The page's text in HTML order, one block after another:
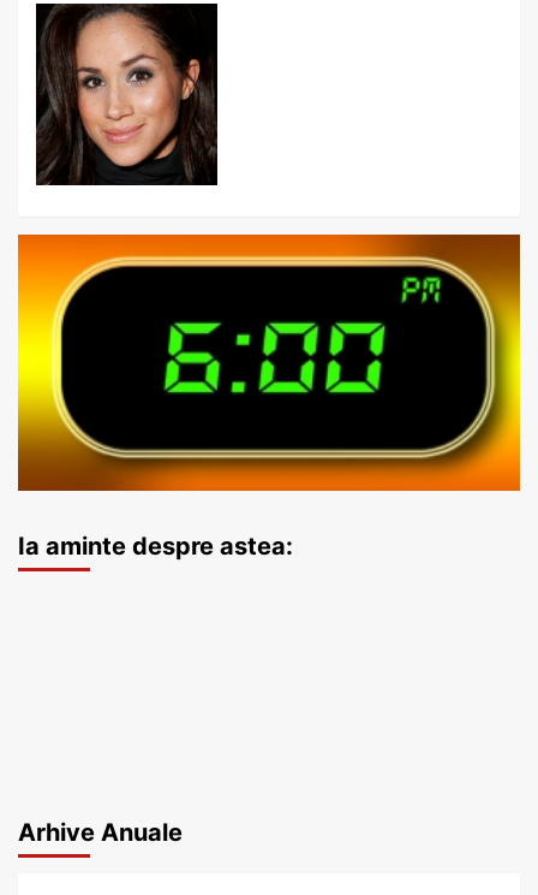
Ia aminte despre astea:
Arhive Anuale